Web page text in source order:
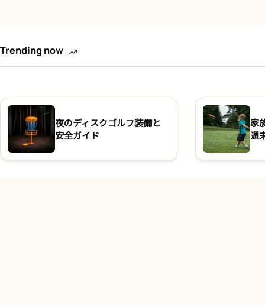
Trending now
夜のディスクゴルフ装備と
安全ガイド
家
週